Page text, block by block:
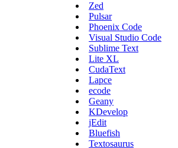
Zed
Pulsar
Phoenix Code
Visual Studio Code
Sublime Text
Lite XL
CudaText
Lapce
ecode
Geany
KDevelop
jEdit
Bluefish
Textosaurus